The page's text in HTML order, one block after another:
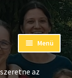
Menü
az